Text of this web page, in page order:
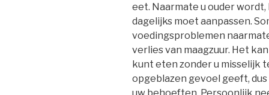
eet. Naarmate u ouder
dagelijks moet aanpassen.
voedingsproblemen
verlies van maagzuur. Het
kunt eten zonder u misselijk
opgeblazen gevoel geeft,